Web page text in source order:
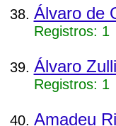
Álvaro de
Registros: 1
Álvaro
Registros: 1
Amadeu